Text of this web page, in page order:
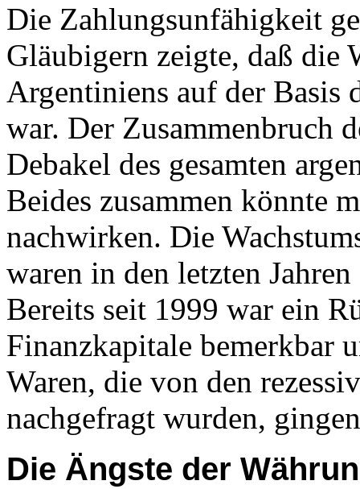
Die Zahlungsunfähigkeit
Gläubigern zeigte, daß die
Argentiniens auf der Basis
war. Der Zusammenbruch
Debakel des gesamten
Beides zusammen könnte
nachwirken. Die
waren in den letzten
Bereits seit 1999 war ein
Finanzkapitale bemerkbar
Waren, die von den
nachgefragt wurden,
Die Ängste der